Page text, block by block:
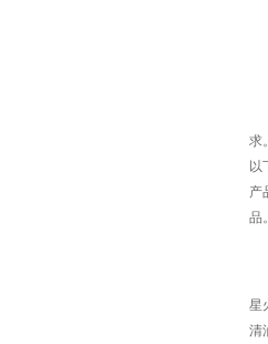
求
以
产
品。
星
清